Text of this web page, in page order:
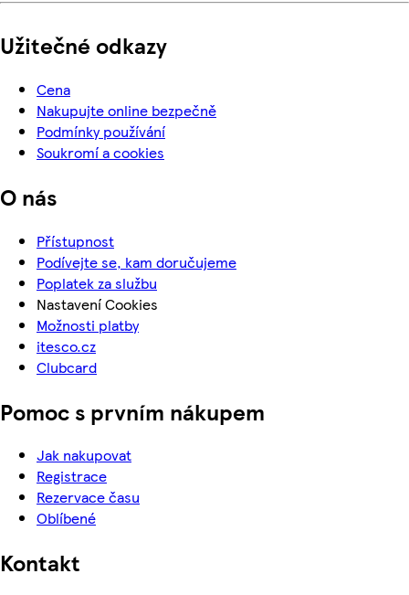
Užitečné odkazy
Cena
Nakupujte online bezpečně
Podmínky používání
Soukromí a cookies
O nás
Přístupnost
Podívejte se, kam doručujeme
Poplatek za službu
Nastavení Cookies
Možnosti platby
itesco.cz
Clubcard
Pomoc s prvním nákupem
Jak nakupovat
Registrace
Rezervace času
Oblíbené
Kontakt